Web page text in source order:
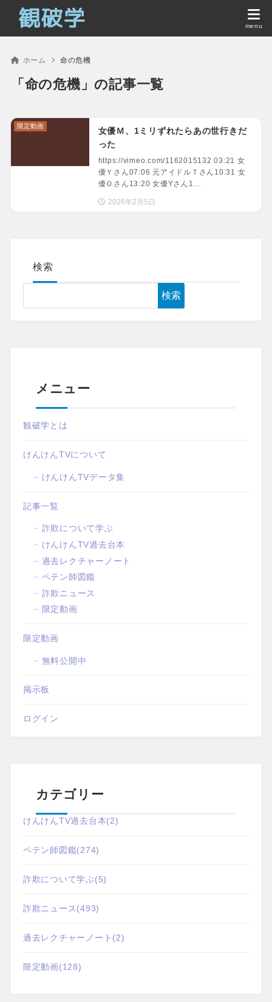
ホーム 命の危機
「命の危機」の記事一覧
女優Ｍ、1ミリずれたらあの世行きだ
った
https://vimeo.com/1162015132 03:21 女
優Ｙさん07:06 元アイドルＴさん10:31 女
優Ｏさん13:20 女優Yさん1…
2026年2月5日
限定動画
検索
検索
メニュー
観破学とは
けんけんTVについて
けんけんTVデータ集
記事一覧
詐欺について学ぶ
けんけんTV過去台本
過去レクチャーノート
ペテン師図鑑
詐欺ニュース
限定動画
限定動画
無料公開中
掲示板
ログイン
カテゴリー
けんけんTV過去台本(2)
ペテン師図鑑(274)
詐欺について学ぶ(5)
詐欺ニュース(493)
過去レクチャーノート (2)
限定動画(128)